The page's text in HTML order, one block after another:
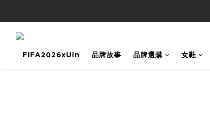
FIFA2026xUin 品牌故事 品牌選購 女鞋